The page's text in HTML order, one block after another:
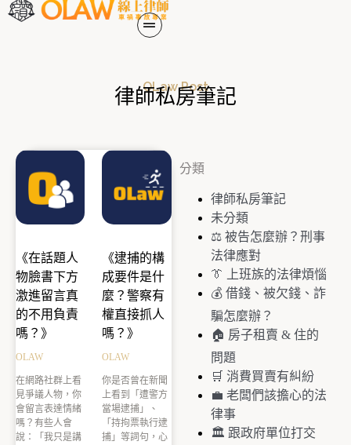
OLaw Post
律師私房筆記
分類
律師私房筆記
未分類
⚖️ 被告怎麼辦？刑事
法律應對
👔 上班族的法律煩惱
💰 借錢、被欠錢、詐
騙怎麼辦？
🏠 房子租賣 & 住的
問題
🛒 消費買賣有糾紛
💼 老闆們該擔心的法
律事
🏛️ 跟政府單位打交
《在話題人
物臉書下方
激進留言真
的不用負責
嗎？》
OLAW
在網路社群上看
見爭議人物，你
會留言表達情緒
嗎？有些人會
說：「我只是講
《逮捕的構
成要件是什
麼？警察有
權直接抓人
嗎？》
OLAW
你是否曾在新聞
上看到「遭警方
當場逮捕」、
「持拘票執行逮
捕」等詞句，心